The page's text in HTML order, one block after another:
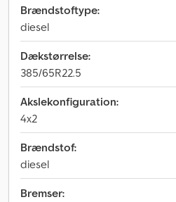
Brændstoftype:
diesel
Dækstørrelse:
385/65R22.5
Akslekonfiguration:
4x2
Brændstof:
diesel
Bremser: